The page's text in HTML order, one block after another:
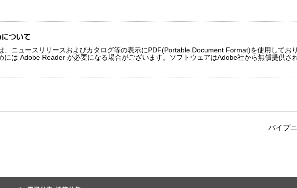
ついて
、ニュースリリースおよびカタログ等の表示にPDF(Portable Document Format)を使用してお
には Adobe Reader が必要になる場合がございます。ソフトウェアはAdobe社から無償提供さ
パイプ